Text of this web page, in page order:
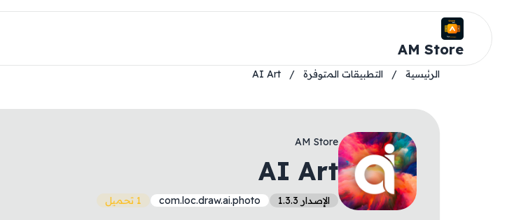
AM Store
الرئيسية / التطبيقات المتوفرة /
AI Art
AM Store
AI Art
الإصدار 1.3.3 com.loc.draw.ai.photo 1 تحميل